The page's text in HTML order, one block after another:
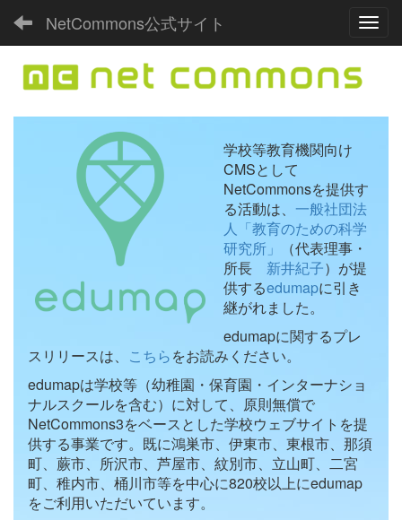
NetCommons公式サイト
学校等教育機関向け
CMSとして
NetCommonsを提供す
る活動は、 一般社団法
人「教育のための科学
研究所」
（代表理事・
所長 新井紀子）が提
供するedumapに引き
継がれました。
edumapに関するプレ
スリリースは、 こちらをお読みください。
edumapは学校等（幼稚園・保育園・インターナショ
ナルスクールを含む）に対して、原則無償で
NetCommons3をベースとした学校ウェブサイトを提
供する事業です。既に鴻巣市、伊東市、東根市、那須
町、蕨市、所沢市、芦屋市、紋別市、立山町、二宮
町、稚内市、桶川市等を中心に820校以上にedumap
をご利用いただいています。